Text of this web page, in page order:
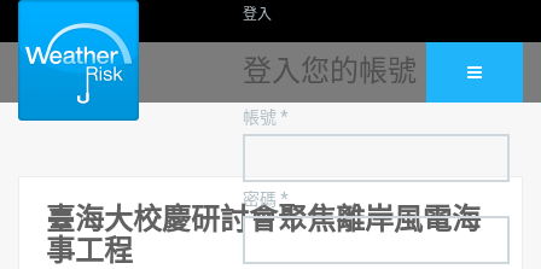
登入
登入您的帳號
帳號 *
密碼 *
臺海大校慶研討會聚焦離岸風電海
事工程